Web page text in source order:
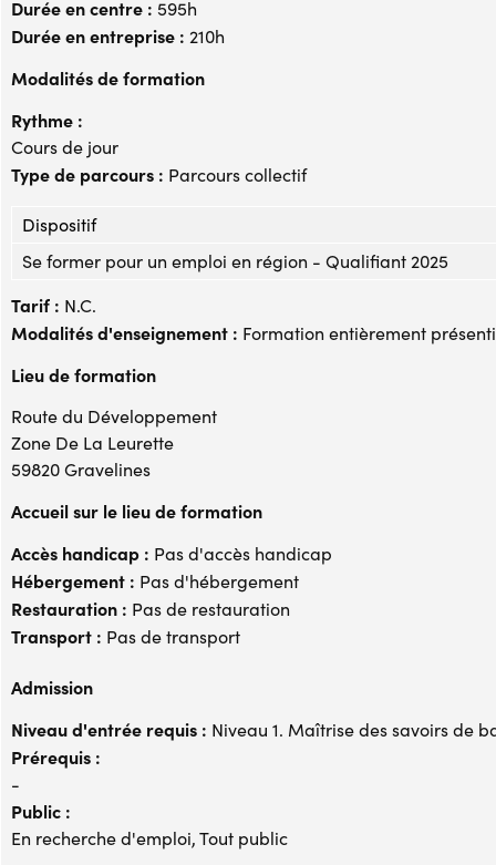
Durée en centre : 595h
Durée en entreprise : 210h
Modalités de formation
Rythme :
Cours de jour
Type de parcours : Parcours collectif
Dispositif
Se former pour un emploi en région - Qualifiant 2025
Tarif : N.C.
Modalités d'enseignement : Formation entièrement
Lieu de formation
Route du Développement
Zone De La Leurette
59820 Gravelines
Accueil sur le lieu de formation
Accès handicap : Pas d'accès handicap
Hébergement : Pas d'hébergement
Restauration : Pas de restauration
Transport : Pas de transport
Admission
Niveau d'entrée requis : Niveau 1. Maîtrise des savoirs de
Prérequis :
-
Public :
En recherche d'emploi, Tout public